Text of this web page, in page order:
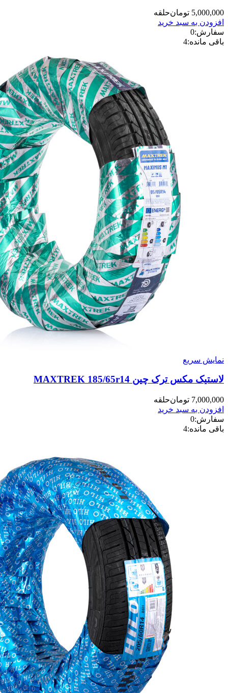
5,000,000 تومانحلقه
افزودن به سبد خرید
سفارش:0
باقی مانده:4
نمایش سریع
لاستیک مکس ترک چین MAXTREK 185/65r14
7,000,000 تومانحلقه
افزودن به سبد خرید
سفارش:0
باقی مانده:4